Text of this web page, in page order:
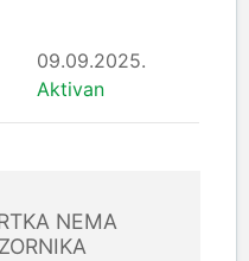
09.09.2025.
Aktivan
NEMA